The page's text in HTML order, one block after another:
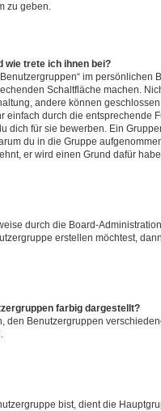
zu geben.
wie trete ich ihnen bei?
im persönlichen
Schaltfläche machen.
andere können
einfach durch die entsprechende
dich für sie bewerben. Ein
du in die Gruppe
er wird einen Grund dafür
durch die Board-
erstellen möchtest,
farbig dargestellt?
den Benutzergruppen
bist, dient die